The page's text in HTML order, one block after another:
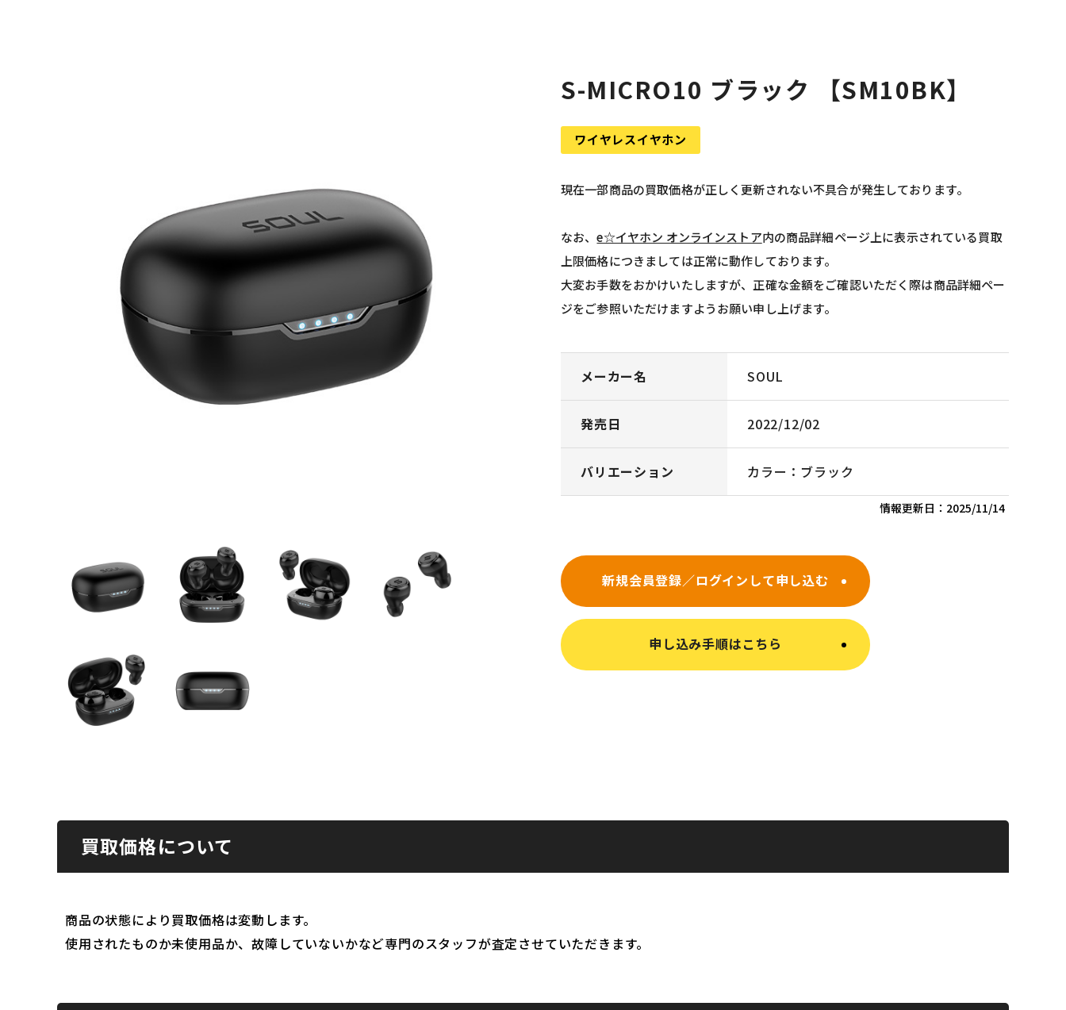
S-MICRO10 ブラック 【SM10BK】
ワイヤレスイヤホン
現在一部商品の買取価格が正しく更新されない不具合が発生しております。
なお、e☆イヤホン オンラインストア内の商品詳細ページ上に表示されている買取
上限価格につきましては正常に動作しております。
大変お手数をおかけいたしますが、正確な金額をご確認いただく際は商品詳細ペー
ジをご参照いただけますようお願い申し上げます。
メーカー名 SOUL
発売日 2022/12/02
バリエーション カラー：ブラック
情報更新日： 2025/11/14
新規会員登録／ログインして申し込む
申し込み手順はこちら
買取価格について
商品の状態により買取価格は変動します。
使用されたものか未使用品か、故障していないかなど専門のスタッフが査定させていただきます。